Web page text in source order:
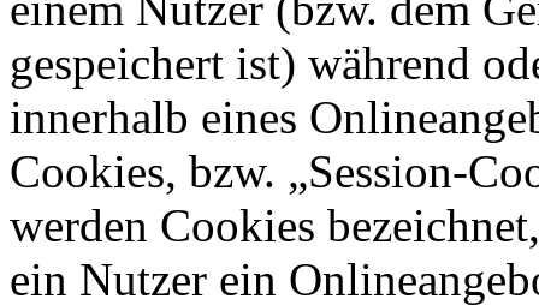
gespeichert ist) während
innerhalb eines
Cookies, bzw. „Session-
werden Cookies
ein Nutzer ein